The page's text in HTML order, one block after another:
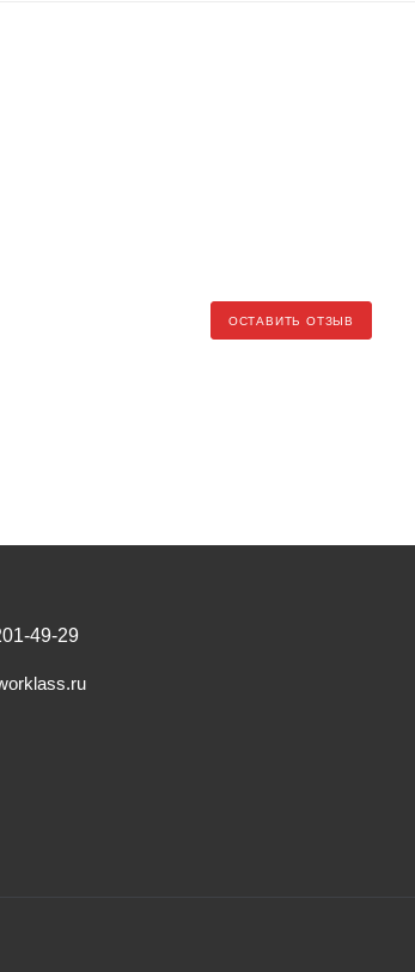
ОСТАВИТЬ ОТЗЫВ
49-29